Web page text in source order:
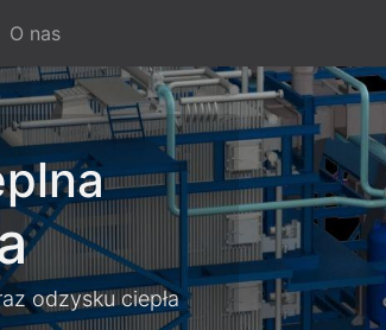
O nas
odzysku ciepła